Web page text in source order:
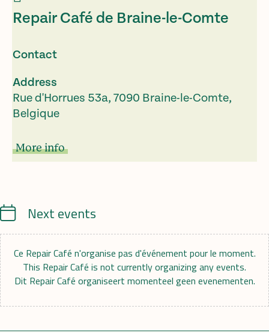
Repair Café de Braine-le-Comte
Contact
Address
Rue d'Horrues 53a, 7090 Braine-le-Comte,
Belgique
More info
CalendrierNext events
Ce Repair Café n'organise pas d'événement pour le moment.
This Repair Café is not currently organizing any events.
Dit Repair Café organiseert momenteel geen evenementen.